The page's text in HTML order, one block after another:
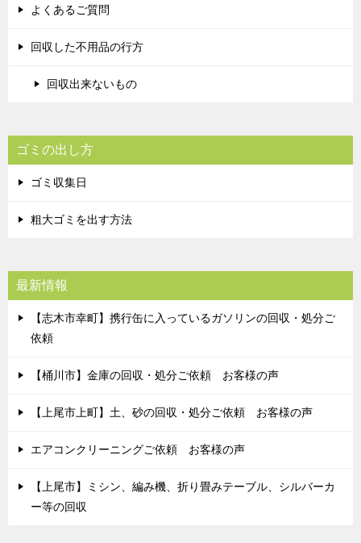
よくあるご質問
回収した不用品の行方
回収出来ないもの
ゴミの出し方
ゴミ収集日
粗大ゴミを出す方法
最新情報
【志木市幸町】携行缶に入っているガソリンの回収・処分ご
依頼
【桶川市】金庫の回収・処分ご依頼 お客様の声
【上尾市上町】土、砂の回収・処分ご依頼 お客様の声
エアコンクリーニングご依頼 お客様の声
【上尾市】ミシン、編み機、折り畳みテーブル、シルバーカ
ー等の回収